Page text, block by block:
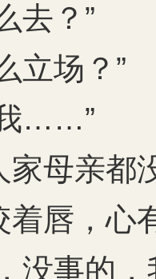
去？”
立场？”
……”
家母亲都
着唇，心
没事的